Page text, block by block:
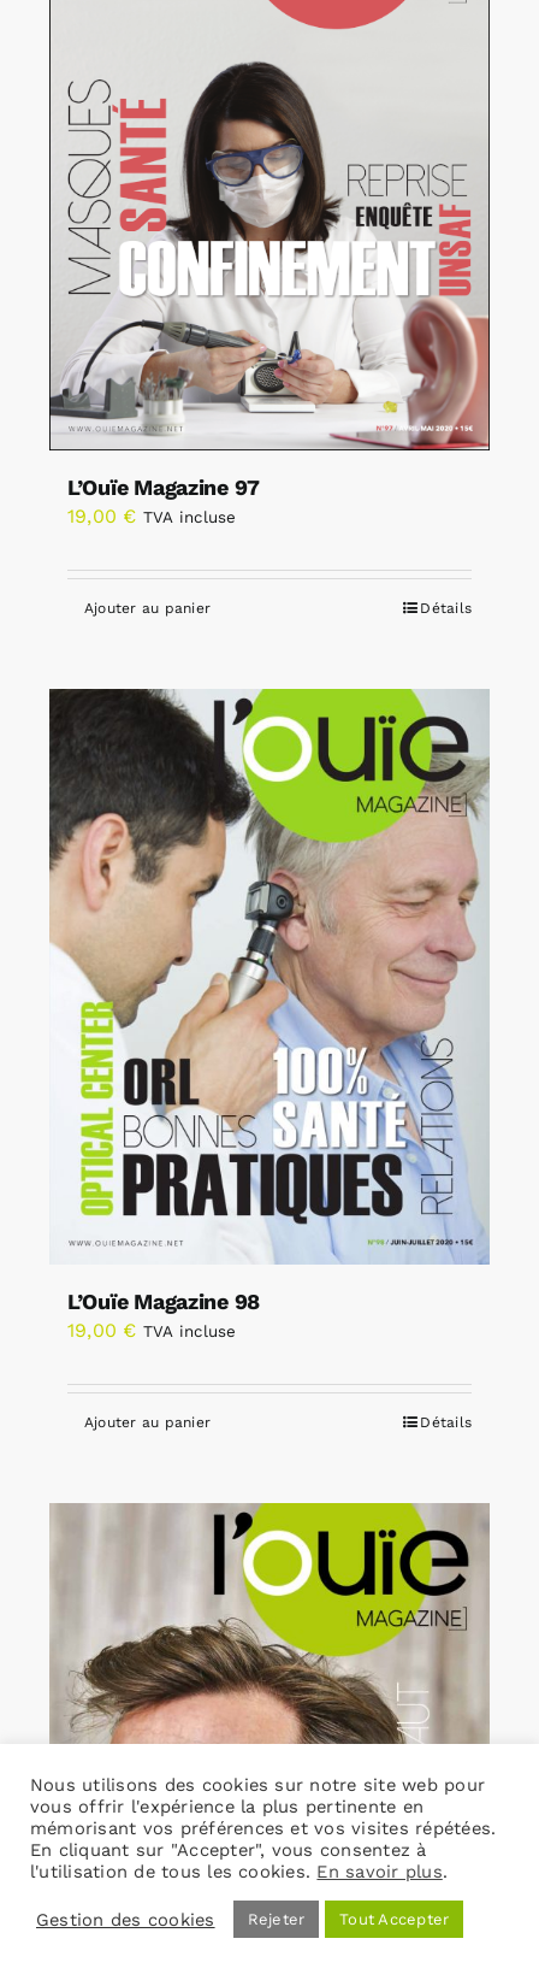
L’Ouïe Magazine 97
19,00 € TVA incluse
Ajouter au panier Détails
L’Ouïe Magazine 98
19,00 € TVA incluse
Ajouter au panier Détails
Nous utilisons des cookies sur notre site web pour
vous offrir l'expérience la plus pertinente en
mémorisant vos préférences et vos visites répétées.
En cliquant sur "Accepter", vous consentez à
l'utilisation de tous les cookies. En savoir plus.
Gestion des cookies Rejeter Tout Accepter